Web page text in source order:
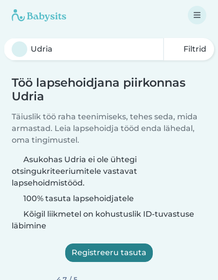
Filtrid
Töö lapsehoidjana piirkonnas
Udria
Täiuslik töö raha teenimiseks, tehes seda, mida
armastad. Leia lapsehoidja tööd enda lähedal,
oma tingimustel.
Asukohas Udria ei ole ühtegi
otsingukriteeriumitele vastavat
lapsehoidmistööd.
100% tasuta lapsehoidjatele
Kõigil liikmetel on kohustuslik ID-tuvastuse
läbimine
Registreeru tasuta